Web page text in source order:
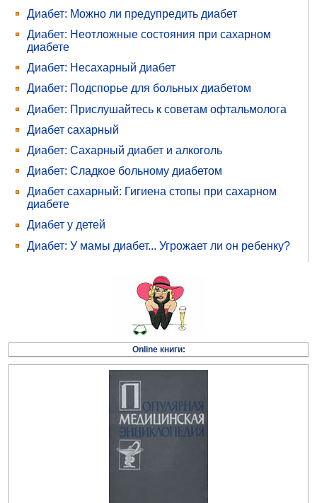
Диабет: Можно ли предупредить диабет
Диабет: Неотложные состояния при сахарном
диабете
Диабет: Несахарный диабет
Диабет: Подспорье для больных диабетом
Диабет: Прислушайтесь к советам офтальмолога
Диабет сахарный
Диабет: Сахарный диабет и алкоголь
Диабет: Сладкое больному диабетом
Диабет сахарный: Гигиена стопы при сахарном
диабете
Диабет у детей
Диабет: У мамы диабет... Угрожает ли он ребенку?
Online книги: